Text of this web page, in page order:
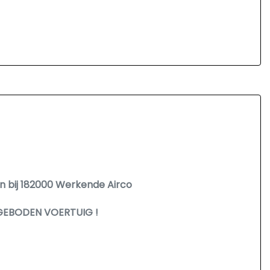
182000 Werkende Airco
VOERTUIG !